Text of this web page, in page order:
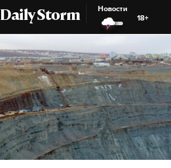
Daily Storm
Новости
18+